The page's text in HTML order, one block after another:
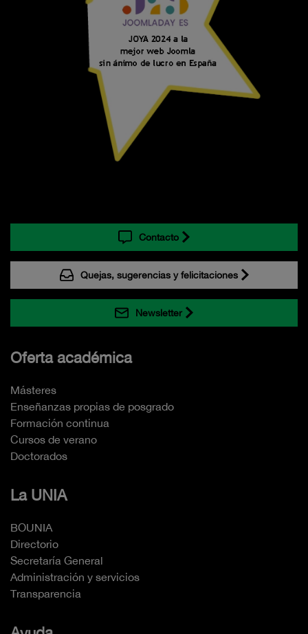
Contacto
Quejas, sugerencias y felicitaciones
Newsletter
Oferta académica
Másteres
Enseñanzas propias de posgrado
Formación continua
Cursos de verano
Doctorados
La UNIA
BOUNIA
Directorio
Secretaría General
Administración y servicios
Transparencia